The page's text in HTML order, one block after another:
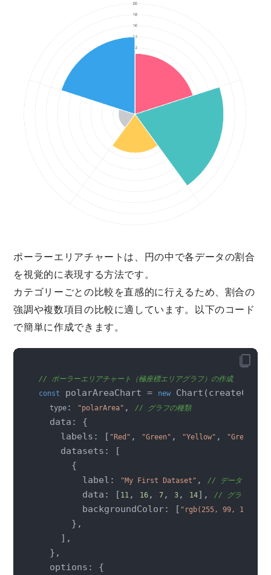
ポーラーエリアチャートは、円の中で各データの割合
を視覚的に表現する方法です。
カテゴリーごとの比較を直感的に行えるため、割合の
強調や複数項目の比較に適しています。以下のコード
で簡単に作成できます。
// ポーラーエリアチャート（極座標エリアグラフ）の作成
const
polarAreaChart = new
type: "polarArea" , // グラフの種類
  data: {
    labels: [
"Red" , "Green" , "Yellow" , "Grey"
    datasets: [
      {
        label:
"My First Dataset" , // データセットの
        data: [
11, 16, 7, 3, 14], // グラフのデー
        backgroundColor: [
"rgb(255, 99, 132)"
      },
    ],
  },
  options: {